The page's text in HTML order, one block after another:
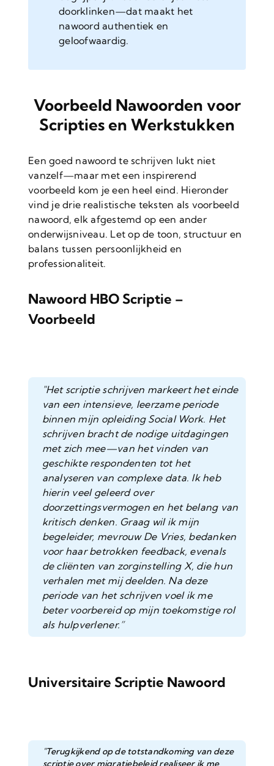
doorklinken—dat maakt het
nawoord authentiek en
geloofwaardig.
Voorbeeld Nawoorden voor
Scripties en Werkstukken
Een goed nawoord te schrijven lukt niet
vanzelf—maar met een inspirerend
voorbeeld kom je een heel eind. Hieronder
vind je drie realistische teksten als voorbeeld
nawoord, elk afgestemd op een ander
onderwijsniveau. Let op de toon, structuur en
balans tussen persoonlijkheid en
professionaliteit.
Nawoord HBO Scriptie –
Voorbeeld
"Het scriptie schrijven markeert het einde
van een intensieve, leerzame periode
binnen mijn opleiding Social Work. Het
schrijven bracht de nodige uitdagingen
met zich mee—van het vinden van
geschikte respondenten tot het
analyseren van complexe data. Ik heb
hierin veel geleerd over
doorzettingsvermogen en het belang van
kritisch denken. Graag wil ik mijn
begeleider, mevrouw De Vries, bedanken
voor haar betrokken feedback, evenals
de cliënten van zorginstelling X, die hun
verhalen met mij deelden. Na deze
periode van het schrijven voel ik me
beter voorbereid op mijn toekomstige rol
als hulpverlener.”
Universitaire Scriptie Nawoord
"Terugkijkend op de totstandkoming van deze
scriptie over migratiebeleid realiseer ik me